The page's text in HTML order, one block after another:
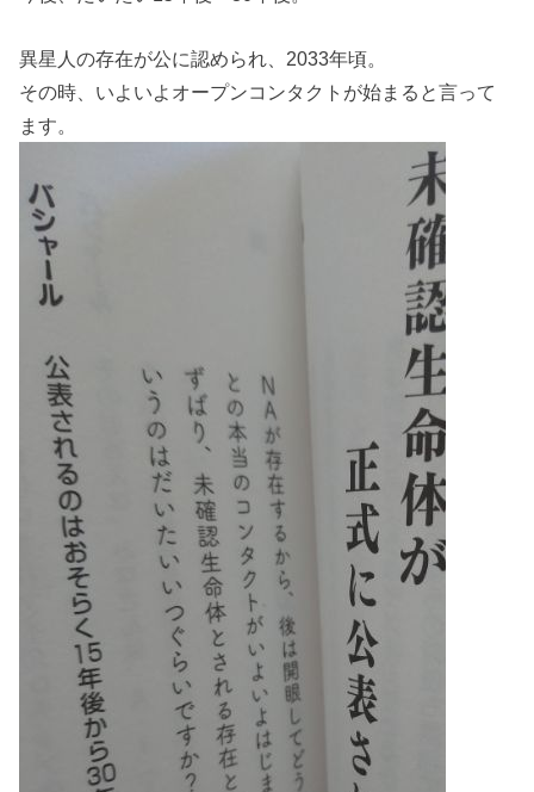
異星人の存在が公に認められ、2033年頃。
その時、いよいよオープンコンタクトが始まると言って
ます。